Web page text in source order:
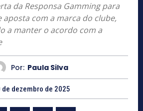
da Responsa Gamming para
aposta com a marca do clube,
a manter o acordo com a
Por: Paula Silva
de dezembro de 2025